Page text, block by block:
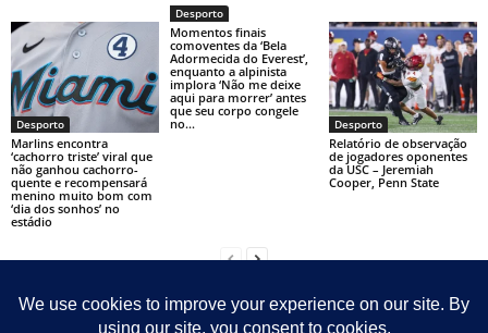
Desporto
Marlins encontra
‘cachorro triste’ viral que
não ganhou cachorro-
quente e recompensará
menino muito bom com
‘dia dos sonhos’ no
estádio
Desporto
Momentos finais
comoventes da ‘Bela
Adormecida do Everest’,
enquanto a alpinista
implora ‘Não me deixe
aqui para morrer’ antes
que seu corpo congele
no...
Desporto
Relatório de observação
de jogadores oponentes
da USC – Jeremiah
Cooper, Penn State